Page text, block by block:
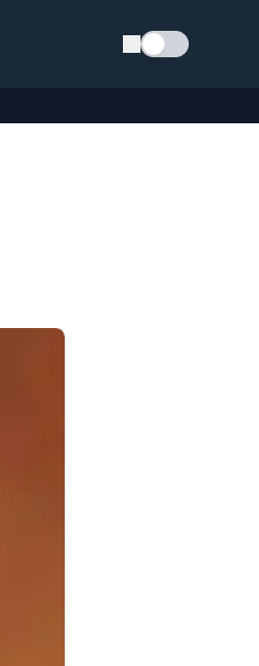
Schimba tema